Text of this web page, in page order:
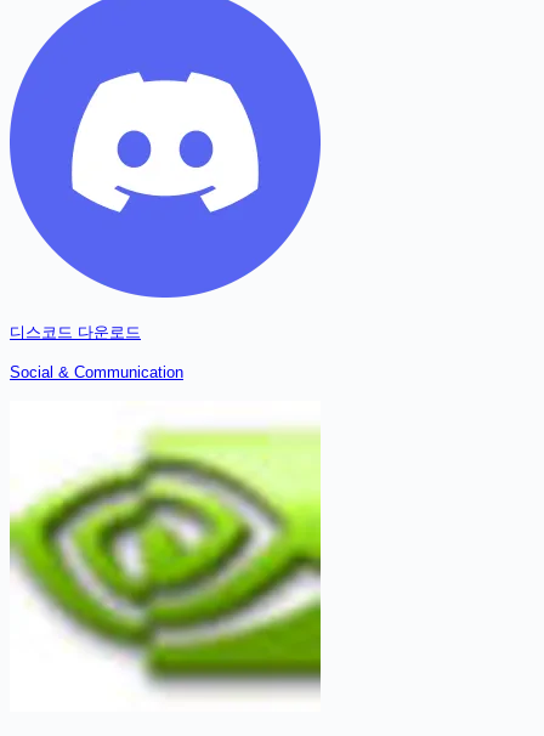
디스코드 다운로드
Social & Communication